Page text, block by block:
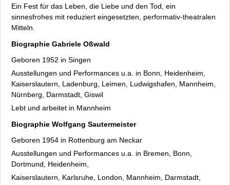
Arthur Schneiter
Hans Wolf Stegmann
Gerald Wrede
Eva Zeidler mit dem Ensemble Trias
Fakten
Archiv
Datenschutz
Impressum
Ein Fest für das Leben, die Liebe und den Tod, ein
sinnesfrohes mit reduziert eingesetzten, performativ-theatralen
Mitteln.
Biographie Gabriele Oßwald
Geboren 1952 in Singen
Ausstellungen und Performances u.a. in Bonn, Heidenheim,
Kaiserslautern, Ladenburg, Leimen, Ludwigshafen, Mannheim,
Nürnberg, Darmstadt, Giswil
Lebt und arbeitet in Mannheim
Biographie Wolfgang Sautermeister
Geboren 1954 in Rottenburg am Neckar
Ausstellungen und Performances u.a. in Bremen, Bonn,
Dortmund, Heidenheim,
Kaiserslautern, Karlsruhe, London, Mannheim, Darmstadt,